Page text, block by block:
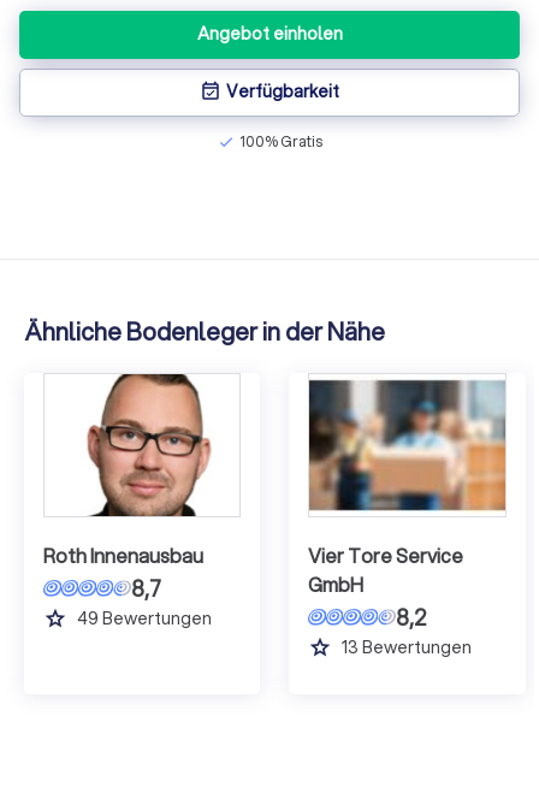
Angebot einholen
event_available Verfügbarkeit
check 100% Gratis
Ähnliche Bodenleger in der Nähe
Roth Innenausbau
8,7
grade 49 Bewertungen
Vier Tore Service
GmbH
8,2
grade 13 Bewertungen